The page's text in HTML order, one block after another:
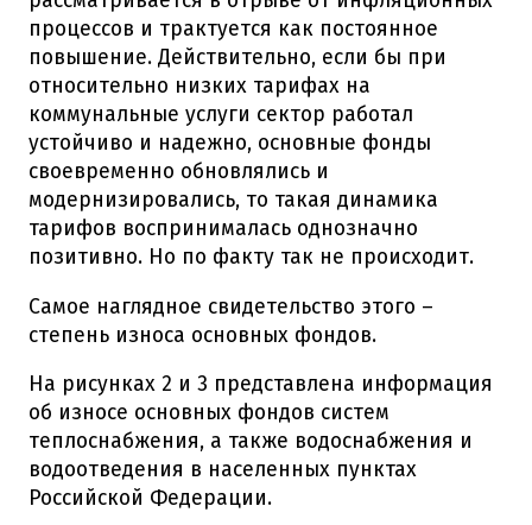
процессов и трактуется как постоянное
повышение. Действительно, если бы при
относительно низких тарифах на
коммунальные услуги сектор работал
устойчиво и надежно, основные фонды
своевременно обновлялись и
модернизировались, то такая динамика
тарифов воспринималась однозначно
позитивно. Но по факту так не происходит.
Самое наглядное свидетельство этого –
степень износа основных фондов.
На рисунках 2 и 3 представлена информация
об износе основных фондов систем
теплоснабжения, а также водоснабжения и
водоотведения в населенных пунктах
Российской Федерации.